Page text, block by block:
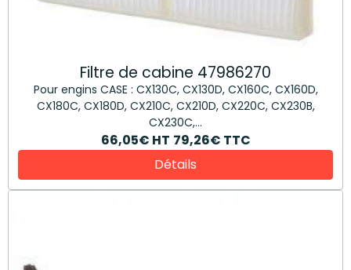
Filtre de cabine 47986270
Pour engins CASE : CX130C, CX130D, CX160C, CX160D,
CX180C, CX180D, CX210C, CX210D, CX220C, CX230B,
CX230C,...
66,05€ HT 79,26€ TTC
Détails